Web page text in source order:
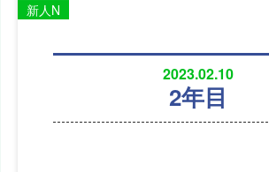
2023.02.10
2年目
新人N